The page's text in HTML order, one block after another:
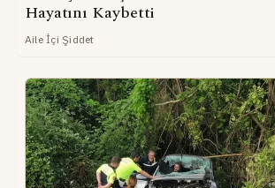
Hayatını Kaybetti
Aile İçi Şiddet